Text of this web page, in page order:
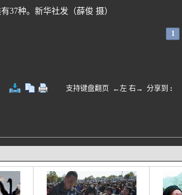
37种。新华社发（薛俊 摄）
1
支持键盘翻页 ←左 右→ 分享到 :